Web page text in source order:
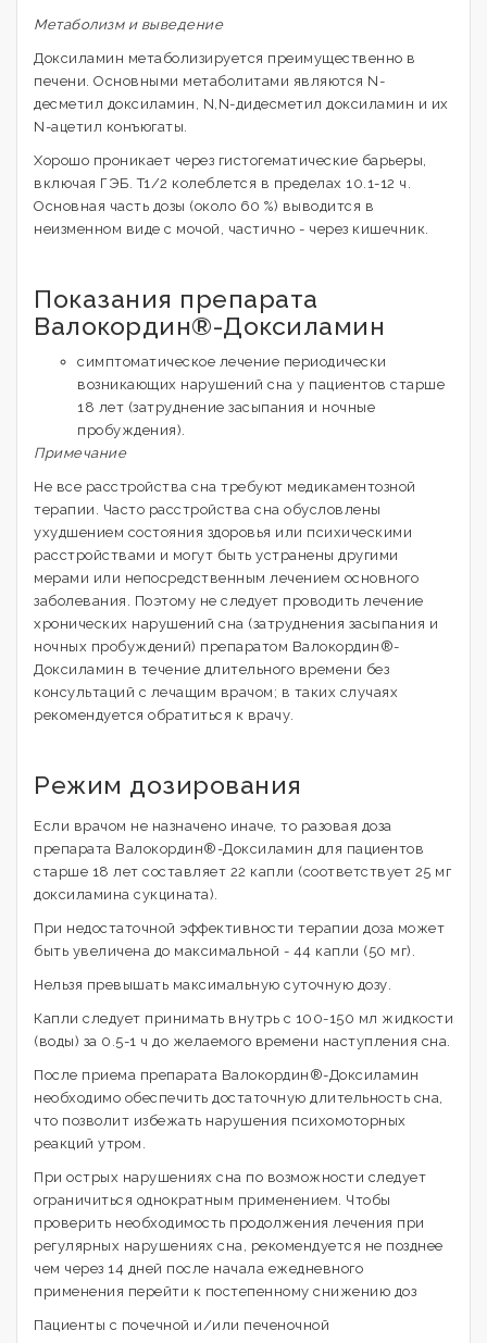
Метаболизм и выведение
Доксиламин метаболизируется преимущественно в
печени. Основными метаболитами являются N-
десметил доксиламин, N,N-дидесметил доксиламин и их
N-ацетил конъюгаты.
Хорошо проникает через гистогематические барьеры,
включая ГЭБ. T1/2 колеблется в пределах 10.1-12 ч.
Основная часть дозы (около 60 %) выводится в
неизменном виде с мочой, частично - через кишечник.
Показания препарата
Валокордин®-Доксиламин
симптоматическое лечение периодически
возникающих нарушений сна у пациентов старше
18 лет (затруднение засыпания и ночные
пробуждения).
Примечание
Не все расстройства сна требуют медикаментозной
терапии. Часто расстройства сна обусловлены
ухудшением состояния здоровья или психическими
расстройствами и могут быть устранены другими
мерами или непосредственным лечением основного
заболевания. Поэтому не следует проводить лечение
хронических нарушений сна (затруднения засыпания и
ночных пробуждений) препаратом Валокордин®-
Доксиламин в течение длительного времени без
консультаций с лечащим врачом; в таких случаях
рекомендуется обратиться к врачу.
Режим дозирования
Если врачом не назначено иначе, то разовая доза
препарата Валокордин®-Доксиламин для пациентов
старше 18 лет составляет 22 капли (соответствует 25 мг
доксиламина сукцината).
При недостаточной эффективности терапии доза может
быть увеличена до максимальной - 44 капли (50 мг).
Нельзя превышать максимальную суточную дозу.
Капли следует принимать внутрь с 100-150 мл жидкости
(воды) за 0.5-1 ч до желаемого времени наступления сна.
После приема препарата Валокордин®-Доксиламин
необходимо обеспечить достаточную длительность сна,
что позволит избежать нарушения психомоторных
реакций утром.
При острых нарушениях сна по возможности следует
ограничиться однократным применением. Чтобы
проверить необходимость продолжения лечения при
регулярных нарушениях сна, рекомендуется не позднее
чем через 14 дней после начала ежедневного
применения перейти к постепенному снижению доз
Пациенты с почечной и/или печеночной